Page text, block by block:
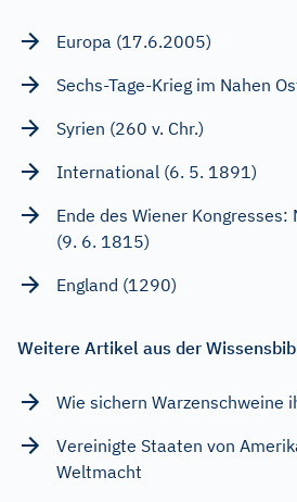
Europa (17.6.2005)
Sechs-Tage-Krieg im Nahen
Syrien (260 v. Chr.)
International (6. 5. 1891)
Ende des Wiener Kongresses:
(9. 6. 1815)
England (1290)
Weitere Artikel aus der
Wie sichern Warzenschweine
Vereinigte Staaten von
Weltmacht